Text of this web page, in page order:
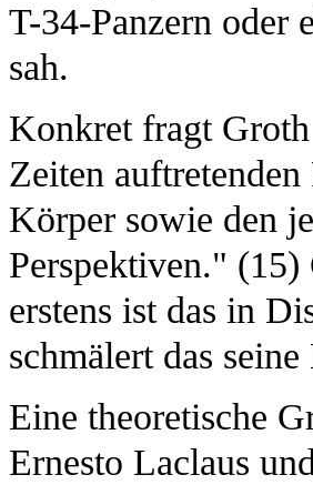
T-34-Panzern oder
sah.
Konkret fragt
Zeiten
Körper sowie den
Perspektiven."
erstens ist das in
schmälert das
Eine theoretische
Ernesto Laclaus